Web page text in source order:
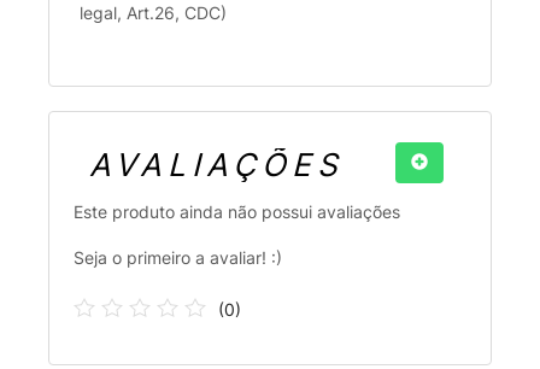
legal, Art.26, CDC)
AVALIAÇÕES
Este produto ainda não possui avaliações
Seja o primeiro a avaliar! :)
(0)